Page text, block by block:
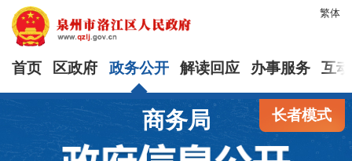
繁体
首页 区政府 政务公开 解读回应 办事服务 互
长者模式
商务局